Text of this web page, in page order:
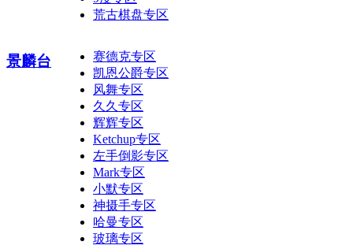
荒古棋盘专区
景麟台
赛德克专区
凯恩公爵专区
风舞专区
久久专区
辉辉专区
Ketchup专区
左手倒影专区
Mark专区
小默专区
神摄手专区
哈曼专区
玻璃专区